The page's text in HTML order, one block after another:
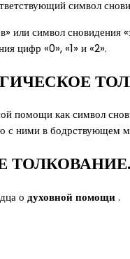
символ
или символ
цифр «0», «1» и «2».
помощи как символ
с ними в бодрствующем
ТОЛКОВАНИЕ.
о духовнойпомощи.